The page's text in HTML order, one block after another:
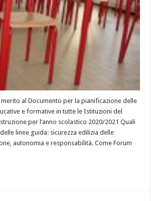
al Documento per la pianificazione delle
e formative in tutte le Istituzioni del
per l’anno scolastico 2020/2021 Quali
linee guida: sicurezza edilizia delle
autonomia e responsabilità. Come Forum